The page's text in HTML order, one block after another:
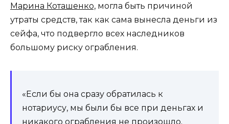
Марина Коташенко, могла быть причиной
утраты средств, так как сама вынесла деньги из
сейфа, что подвергло всех наследников
большому риску ограбления.
«Если бы она сразу обратилась к
нотариусу, мы были бы все при деньгах и
никакого ограбления не произошло.